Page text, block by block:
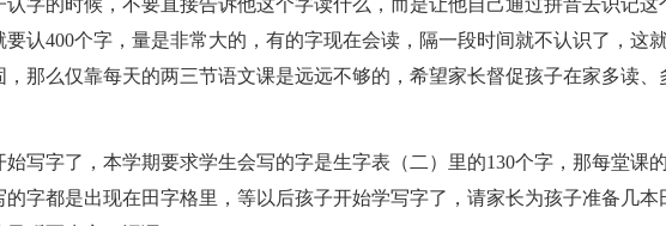
认字的时候，不要直接告诉他这个字读什么，而是让他自己通过拼音去识记这
认400个字，量是非常大的，有的字现在会读，隔一段时间就不认识了，这
那么仅靠每天的两三节语文课是远远不够的，希望家长督促孩子在家多读、
始写字了，本学期要求学生会写的字是生字表（二）里的130个字，那每堂课
的字都是出现在田字格里，等以后孩子开始学写字了，请家长为孩子准备几本